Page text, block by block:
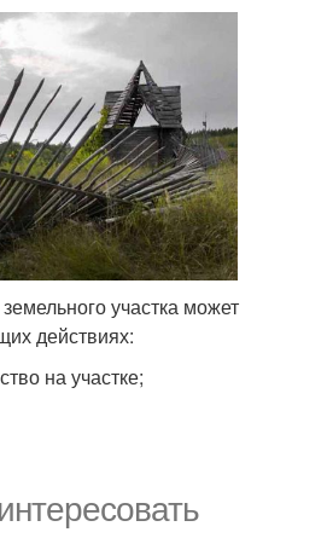
участка может
действиях:
на участке;